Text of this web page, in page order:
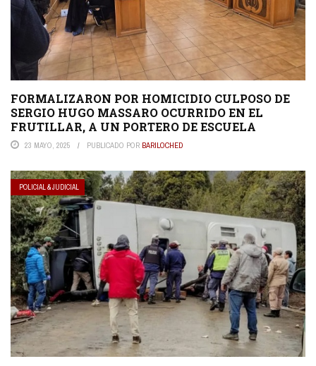
FORMALIZARON POR HOMICIDIO CULPOSO DE
SERGIO HUGO MASSARO OCURRIDO EN EL
FRUTILLAR, A UN PORTERO DE ESCUELA
23 MAYO, 2025 PUBLICADO POR BARILOCHED
POLICIAL & JUDICIAL